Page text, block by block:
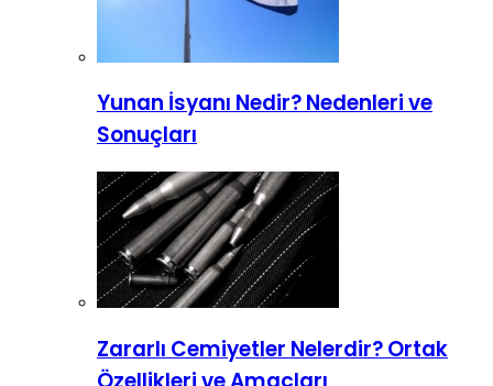
Yunan İsyanı Nedir? Nedenleri ve
Sonuçları
Zararlı Cemiyetler Nelerdir? Ortak